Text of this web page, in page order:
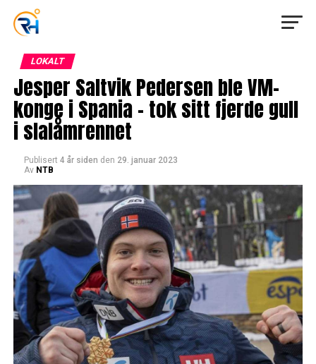
LOKALT
Jesper Saltvik Pedersen ble VM-
konge i Spania – tok sitt fjerde gull
i slalåmrennet
Publisert 4 år siden den 29. januar 2023
Av NTB